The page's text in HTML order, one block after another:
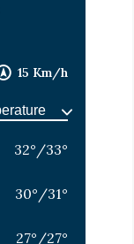
15 Km/h
32° /33°
30° /31°
27° /27°